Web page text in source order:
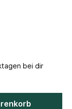
bei dir